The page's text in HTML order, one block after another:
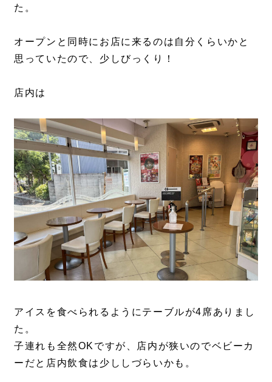
た。
オープンと同時にお店に来るのは自分くらいかと
思っていたので、少しびっくり！
店内は
アイスを食べられるようにテーブルが4席ありまし
た。
子連れも全然OKですが、店内が狭いのでベビーカ
ーだと店内飲食は少ししづらいかも。